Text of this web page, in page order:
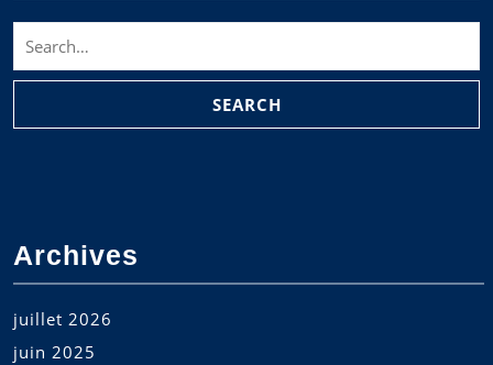
for:
Archives
juillet 2026
juin 2025